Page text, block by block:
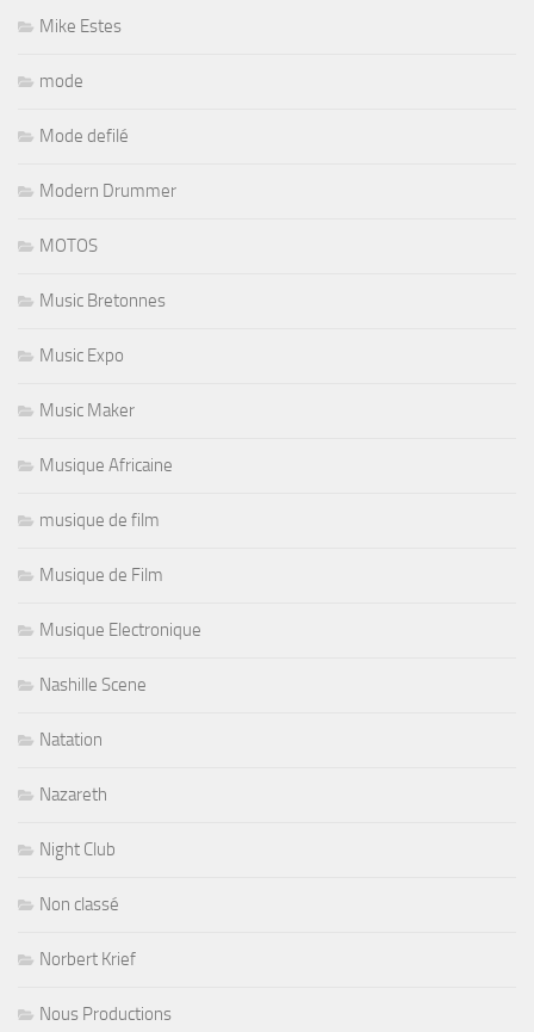
Mike Estes
mode
Mode defilé
Modern Drummer
MOTOS
Music Bretonnes
Music Expo
Music Maker
Musique Africaine
musique de film
Musique de Film
Musique Electronique
Nashille Scene
Natation
Nazareth
Night Club
Non classé
Norbert Krief
Nous Productions